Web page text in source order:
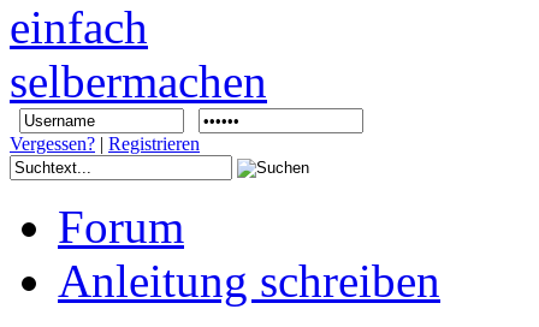
Vergessen? | Registrieren
Forum
Anleitung schreiben